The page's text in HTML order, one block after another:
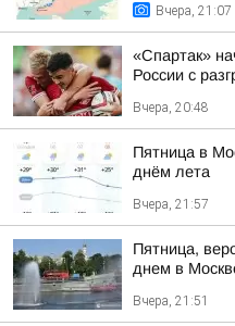
Вчера, 21:07
«Спартак»
России с
Вчера, 20:48
Пятница в
днём лета
Вчера, 21:57
Пятница,
днем в
Вчера, 21:51